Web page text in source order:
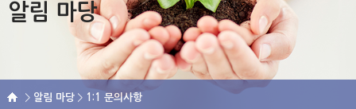
알림 마당
알림 마당 1:1 문의사항